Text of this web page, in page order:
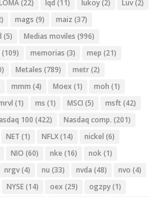
(22) lqd (11) lukoy(2) Luv(2)
mags (9) maiz (37)
(5) Medias moviles (996)
(109) memorias (3) mep (21)
Metales (789) metr(2)
mmm (4) Moex (1) moh (1)
(1) ms (1) MSCI (5) msft (42)
100 (422) Nasdaq comp. (201)
NET (1) NFLX(14) nickel (6)
NIO (60) nke (16) nok(1)
nrgv(4) nu (33) nvda (48) nvo (4)
NYSE(14) oex (29) ogzpy(1)